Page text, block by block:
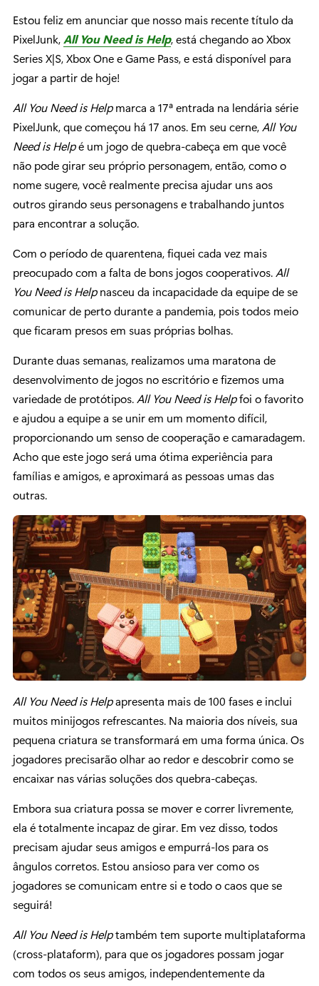
Estou feliz em anunciar que nosso mais recente título da
PixelJunk,All You Need is Help, está chegando ao Xbox
Series X|S, Xbox One e Game Pass, e está disponível para
jogar a partir de hoje!
All You Need is Helpmarca a 17ª entrada na lendária série
PixelJunk, que começou há 17 anos. Em seu cerne,All You
Need is Helpé um jogo de quebra-cabeça em que você
não pode girar seu próprio personagem, então, como o
nome sugere, você realmente precisa ajudar uns aos
outros girando seus personagens e trabalhando juntos
para encontrar a solução.
Com o período de quarentena, fiquei cada vez mais
preocupado com a falta de bons jogos cooperativos.All
You Need is Helpnasceu da incapacidade da equipe de se
comunicar de perto durante a pandemia, pois todos meio
que ficaram presos em suas próprias bolhas.
Durante duas semanas, realizamos uma maratona de
desenvolvimento de jogos no escritório e fizemos uma
variedade de protótipos.All You Need is Helpfoi o favorito
e ajudou a equipe a se unir em um momento difícil,
proporcionando um senso de cooperação e camaradagem.
Acho que este jogo será uma ótima experiência para
famílias e amigos, e aproximará as pessoas umas das
outras.
All You Need is Helpapresenta mais de 100 fases e inclui
muitos minijogos refrescantes. Na maioria dos níveis, sua
pequena criatura se transformará em uma forma única. Os
jogadores precisarão olhar ao redor e descobrir como se
encaixar nas várias soluções dos quebra-cabeças.
Embora sua criatura possa se mover e correr livremente,
ela é totalmente incapaz de girar. Em vez disso, todos
precisam ajudar seus amigos e empurrá-los para os
ângulos corretos. Estou ansioso para ver como os
jogadores se comunicam entre si e todo o caos que se
seguirá!
All You Need is Helptambém tem suporte multiplataforma
(cross-plataform), para que os jogadores possam jogar
com todos os seus amigos, independentemente da